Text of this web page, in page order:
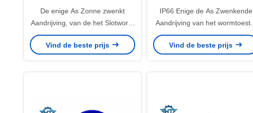
De enige As Zonne zwenkt
Aandrijving, van de het Slotworm
van IP66 Zelf het
Toestelstructuur voor Zonne
Vind de beste prijs
IP66 Enige de As Zwenkende
Aandrijving van het wormtoestel
met Hoge Holdingstorsie voor
Zonne Volgend Systeem
Vind de beste prijs